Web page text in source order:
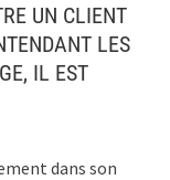
UN CLIENT
LES
IL EST
dans son